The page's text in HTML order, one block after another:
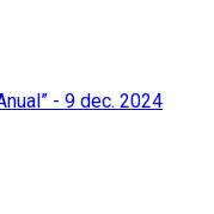
- 9 dec. 2024